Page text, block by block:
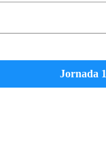
Jornada 1